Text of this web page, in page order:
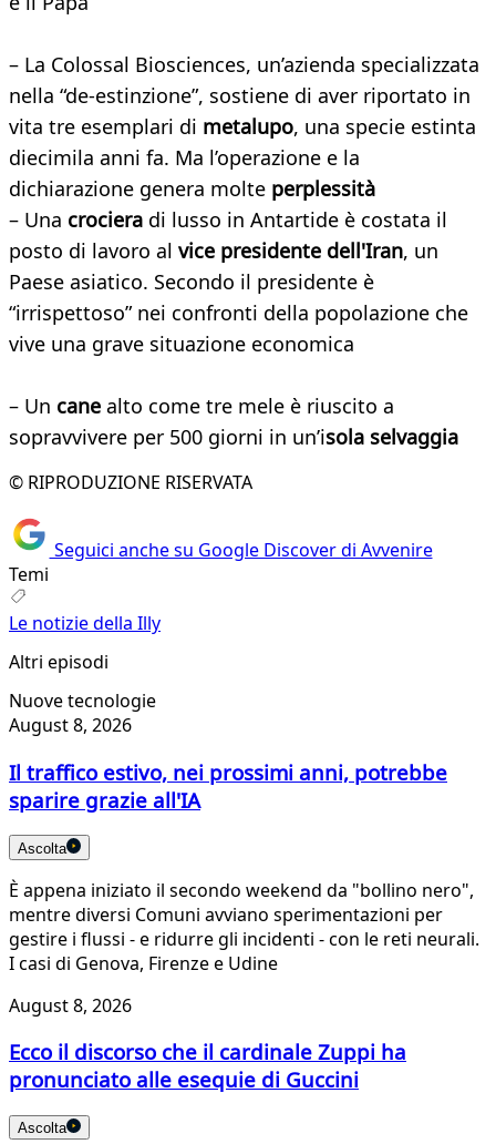
– La Colossal Biosciences, un’azienda specializzata
nella “de-estinzione”, sostiene di aver riportato in
vita tre esemplari di metalupo, una specie estinta
diecimila anni fa. Ma l’operazione e la
dichiarazione genera molte perplessità
– Una crociera di lusso in Antartide è costata il
posto di lavoro al vice presidente dell'Iran, un
Paese asiatico. Secondo il presidente è
“irrispettoso” nei confronti della popolazione che
vive una grave situazione economica
– Un cane alto come tre mele è riuscito a
sopravvivere per 500 giorni in un’isola selvaggia
© RIPRODUZIONE RISERVATA
Seguici anche su Google Discover di Avvenire
Temi
Le notizie della Illy
Altri episodi
Nuove tecnologie
August 8, 2026
Il traffico estivo, nei prossimi anni, potrebbe
sparire grazie all'IA
Ascolta
È appena iniziato il secondo weekend da "bollino nero",
mentre diversi Comuni avviano sperimentazioni per
gestire i flussi - e ridurre gli incidenti - con le reti neurali.
I casi di Genova, Firenze e Udine
August 8, 2026
Ecco il discorso che il cardinale Zuppi ha
pronunciato alle esequie di Guccini
Ascolta